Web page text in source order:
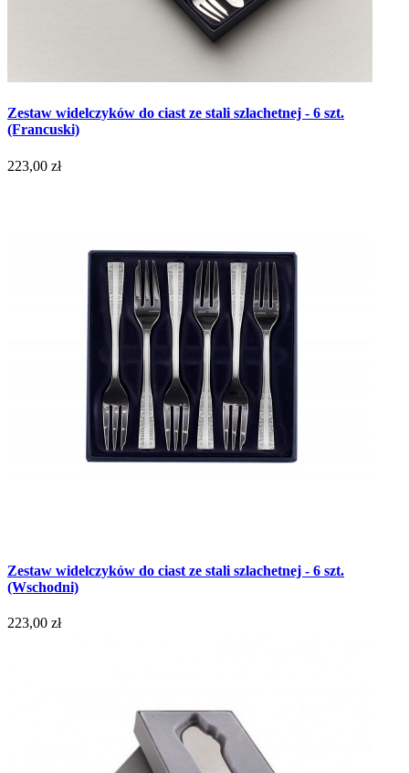
Zestaw widelczyków do ciast ze stali szlachetnej - 6 szt.
(Francuski)
223,00 zł
Zestaw widelczyków do ciast ze stali szlachetnej - 6 szt.
(Wschodni)
223,00 zł